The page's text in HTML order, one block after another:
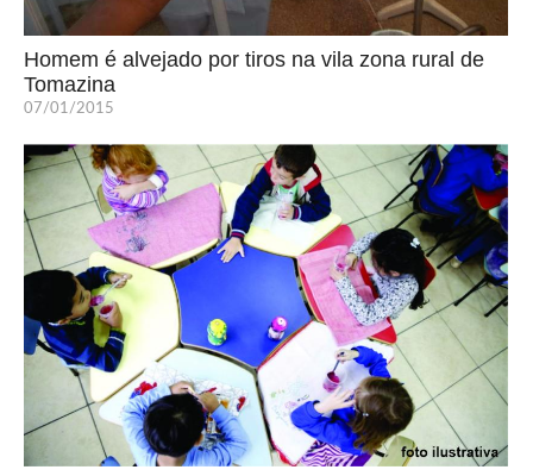
Homem é alvejado por tiros na vila zona rural de
Tomazina
07/01/2015